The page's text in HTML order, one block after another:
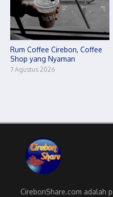
Rum Coffee Cirebon, Coffee
Shop yang Nyaman
7 Agustus 2026
CirebonShare.com adalah